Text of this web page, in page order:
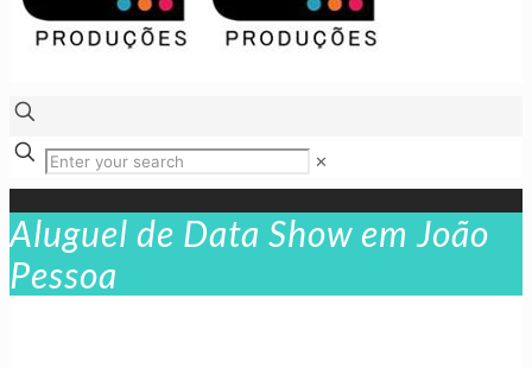
✕
Aluguel de Data Show em João
Pessoa